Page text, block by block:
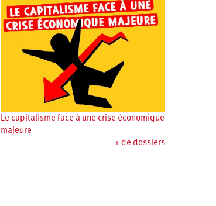
Le capitalisme face à une crise économique
majeure
+ de dossiers